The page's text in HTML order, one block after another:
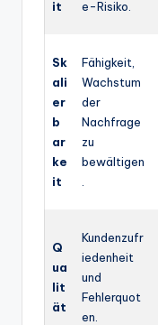
it
e-Risiko.
Sk
ali
er
b
ar
ke
it
Fähigkeit,
Wachstum
der
Nachfrage
zu
bewältigen
Q
ua
lit
ät
Kundenzufr
iedenheit
und
Fehlerquot
en.